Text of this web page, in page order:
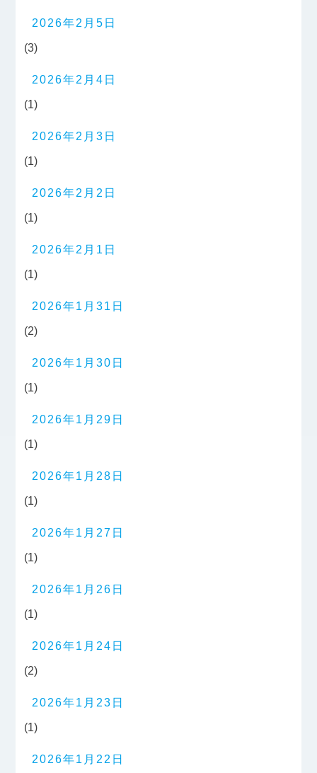
2026年2月5日
(3)
2026年2月4日
(1)
2026年2月3日
(1)
2026年2月2日
(1)
2026年2月1日
(1)
2026年1月31日
(2)
2026年1月30日
(1)
2026年1月29日
(1)
2026年1月28日
(1)
2026年1月27日
(1)
2026年1月26日
(1)
2026年1月24日
(2)
2026年1月23日
(1)
2026年1月22日